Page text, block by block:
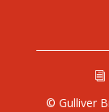
© Gulliver